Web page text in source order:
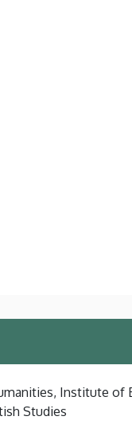
Institute of
Studies